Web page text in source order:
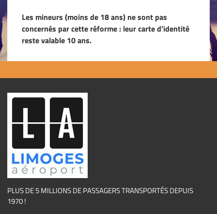
Les mineurs (moins de 18 ans) ne sont pas
concernés par cette réforme : leur carte d’identité
reste valable 10 ans.
PLUS DE 5 MILLIONS DE PASSAGERS TRANSPORTÉS DEPUIS
1970 !